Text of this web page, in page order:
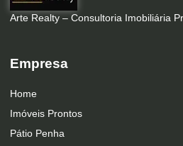
Arte Realty – Consultoria Imobiliária
Empresa
Home
Imóveis Prontos
Pátio Penha